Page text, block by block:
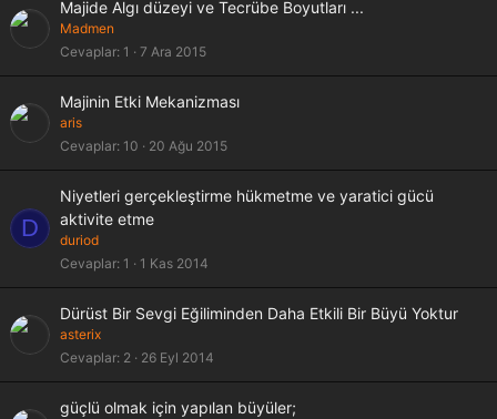
Majide Algı düzeyi ve Tecrübe Boyutları ...
Madmen
Cevaplar 1 7 Ara 2015
Majinin Etki Mekanizması
aris
Cevaplar 10 20 Ağu 2015
D
Niyetleri gerçekleştirme hükmetme ve yaratici gücü
aktivite etme
duriod
Cevaplar 1 1 Kas 2014
Dürüst Bir Sevgi Eğiliminden Daha Etkili Bir Büyü Yoktur
asterix
Cevaplar 2 26 Eyl 2014
güçlü olmak için yapılan büyüler;